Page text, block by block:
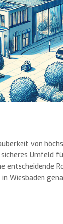
von
Umfeld
entscheidende
Wiesbaden